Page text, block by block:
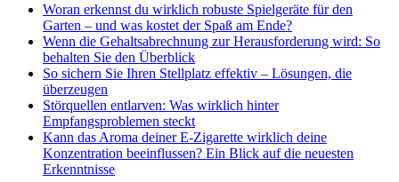
Woran erkennst du wirklich robuste Spielgeräte für den
Garten – und was kostet der Spaß am Ende?
Wenn die Gehaltsabrechnung zur Herausforderung wird: So
behalten Sie den Überblick
So sichern Sie Ihren Stellplatz effektiv – Lösungen, die
überzeugen
Störquellen entlarven: Was wirklich hinter
Empfangsproblemen steckt
Kann das Aroma deiner E-Zigarette wirklich deine
Konzentration beeinflussen? Ein Blick auf die neuesten
Erkenntnisse